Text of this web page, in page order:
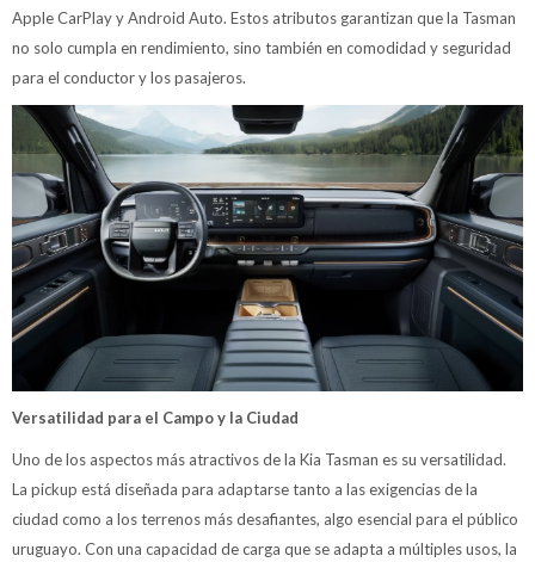
Apple CarPlay y Android Auto. Estos atributos garantizan que la Tasman
no solo cumpla en rendimiento, sino también en comodidad y seguridad
para el conductor y los pasajeros.
Versatilidad para el Campo y la Ciudad
Uno de los aspectos más atractivos de la Kia Tasman es su versatilidad.
La pickup está diseñada para adaptarse tanto a las exigencias de la
ciudad como a los terrenos más desafiantes, algo esencial para el público
uruguayo. Con una capacidad de carga que se adapta a múltiples usos, la